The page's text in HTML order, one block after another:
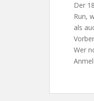
Der
Run,
als
Wer